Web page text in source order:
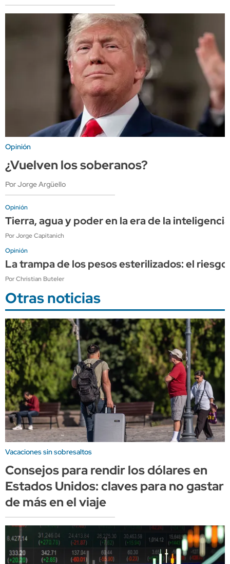
Opinión
¿Vuelven los soberanos?
Por Jorge Argüello
Opinión
Tierra, agua y poder en la era de la
Por Jorge Capitanich
Opinión
La trampa de los pesos esterilizados: el
Por Christian Buteler
Otras noticias
Vacaciones sin sobresaltos
Consejos para rendir los dólares en
Estados Unidos: claves para no gastar
de más en el viaje